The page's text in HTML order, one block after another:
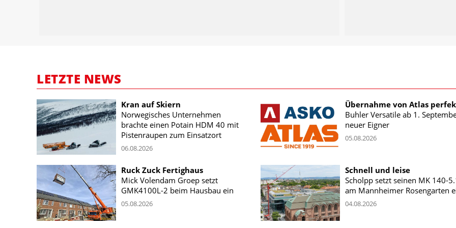
LETZTE NEWS
Kran auf Skiern
Norwegisches Unternehmen
brachte einen Potain HDM 40 mit
Pistenraupen zum Einsatzort
06.08.2026
Übernahme von Atlas
Buhler Versatile ab 1.
neuer Eigner
05.08.2026
Ruck Zuck Fertighaus
Mick Volendam Groep setzt
GMK4100L-2 beim Hausbau ein
05.08.2026
Schnell und leise
Scholpp setzt seinen MK 140-
am Mannheimer Rosengarten
04.08.2026